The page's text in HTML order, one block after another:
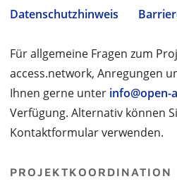
Datenschutzhinweis
Für allgemeine Fragen zum
access.network, Anregungen
Ihnen gerne unter info@open-
Verfügung. Alternativ können
Kontaktformular verwenden.
PROJEKTKOORDINATION